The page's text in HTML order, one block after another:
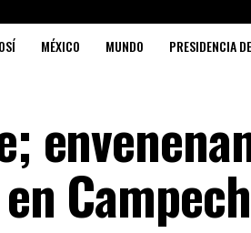
MÉXICO MUNDO PRESIDENCIA